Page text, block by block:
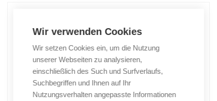
Wir verwenden Cookies
Wir setzen Cookies ein, um die Nutzung
unserer Webseiten zu analysieren,
einschließlich des Such und Surfverlaufs,
Suchbegriffen und Ihnen auf Ihr
Nutzungsverhalten angepasste Informationen